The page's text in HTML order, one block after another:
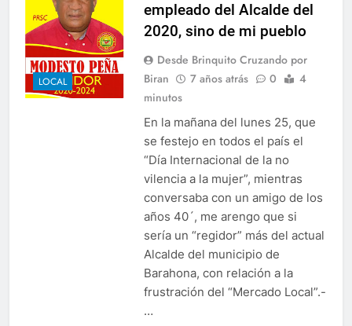
LOCAL
empleado del Alcalde del
2020, sino de mi pueblo
Desde Brinquito Cruzando por
Biran
7 años atrás 0
4
minutos
En la mañana del lunes 25, que
se festejo en todos el país el
“Día Internacional de la no
vilencia a la mujer”, mientras
conversaba con un amigo de los
años 40´, me arengo que si
sería un “regidor” más del actual
Alcalde del municipio de
Barahona, con relación a la
frustración del “Mercado Local”.-
…